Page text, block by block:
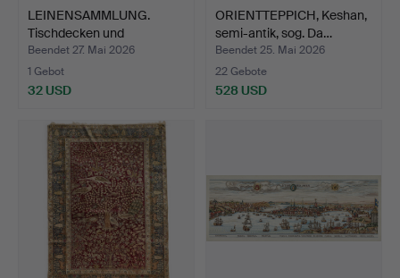
LEINENSAMMLUNG.
Tischdecken und
Servietten.
Beendet 27. Mai 2026
1 Gebot
32 USD
ORIENTTEPPICH, Keshan,
semi-antik, sog. Da…
Beendet 25. Mai 2026
22 Gebote
528 USD